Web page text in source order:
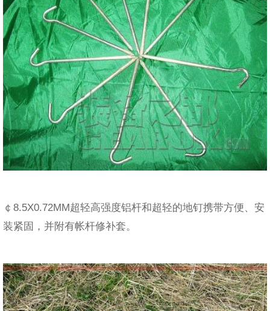
￠8.5X0.72MM超轻高强度铝杆和超轻的地钉携带方便、安
装紧固，并附有帐杆修补套。